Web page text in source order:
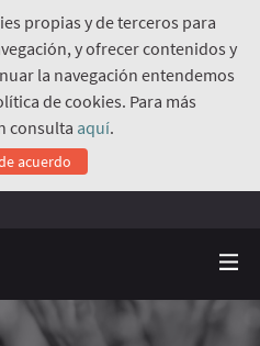
propias y de terceros para
y ofrecer contenidos y
la navegación entendemos
de cookies. Para más
consulta aquí.
acuerdo